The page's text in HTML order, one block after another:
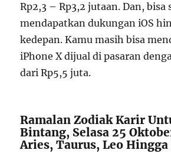
Rp2,3 – Rp3,2 jutaan. Dan, bisa
mendapatkan dukungan iOS
kedepan. Kamu masih bisa
iPhone X dijual di pasaran
dari Rp5,5 juta.
Ramalan Zodiak Karir
Bintang, Selasa 25
Aries, Taurus, Leo Hingga